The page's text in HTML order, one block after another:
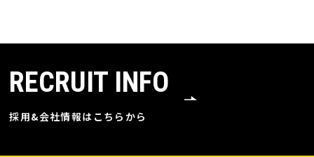
RECRUIT INFO
採用&会社情報はこちらから